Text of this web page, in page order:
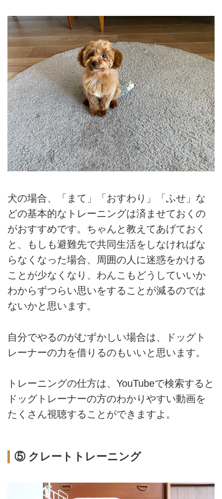
犬の場合、「まて」「おすわり」「ふせ」な
どの基本的なトレーニングは済ませておくの
がおすすめです。ちゃんと教えてあげておく
と、もしも避難先で共同生活をしなければな
らなくなった場合、周囲の人に迷惑をかける
ことが少なくなり、わんこもどうしていいか
わからずつらい思いをすることが減るのでは
ないかと思います。
自分でやるのがむずかしい場合は、ドッグト
レーナーの力を借りるのもいいと思います。
トレーニングの仕方は、YouTubeで検索すると
ドッグトレーナーの方のわかりやすい動画を
たくさん視聴することができますよ。
⑤ クレートトレーニング